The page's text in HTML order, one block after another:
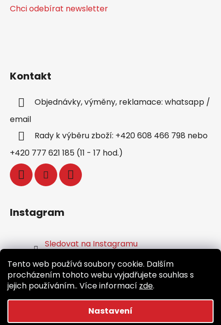
Tento web používá soubory cookie. Dalším
procházením tohoto webu vyjadřujete souhlas s
jejich používáním.. Více informací zde.
Nastavení
Chci odebírat newsletter
Kontakt
Objednávky, výměny, reklamace: whatsapp /
email
Rady k výběru zboží: +420 608 466 798 nebo
+420 777 621 185 (11 - 17 hod.)
Instagram
Sledovat na Instagramu
Facebook